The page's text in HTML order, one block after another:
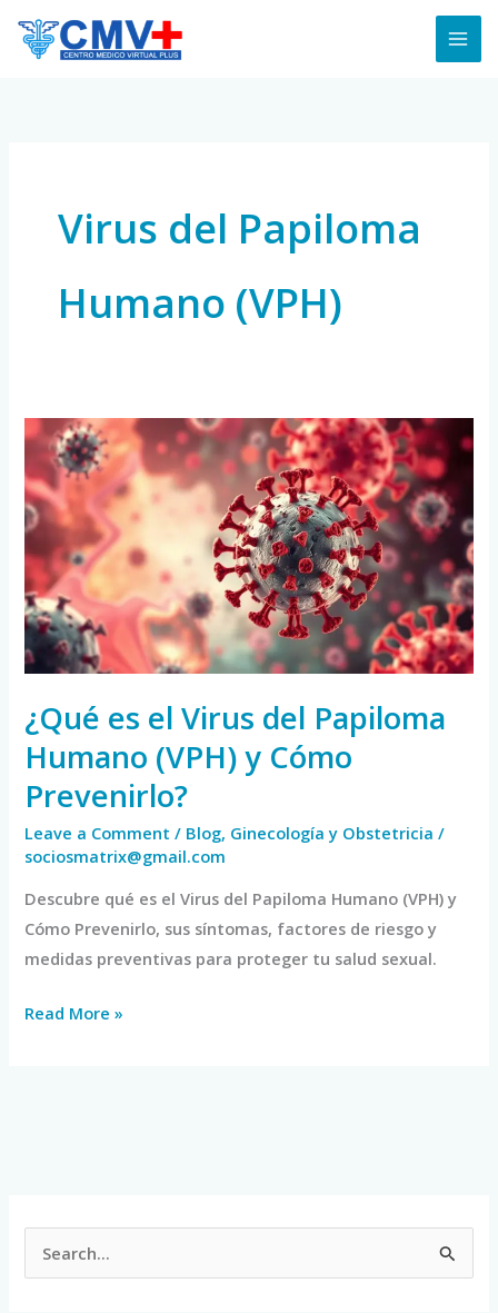
Virus del Papiloma
Humano (VPH)
¿Qué es el Virus del Papiloma
Humano (VPH) y Cómo
Prevenirlo?
Leave a Comment / Blog, Ginecología y Obstetricia /
sociosmatrix@gmail.com
Descubre qué es el Virus del Papiloma Humano (VPH) y
Cómo Prevenirlo, sus síntomas, factores de riesgo y
medidas preventivas para proteger tu salud sexual.
¿Qué
es
el
Virus
del
Papiloma
Humano
(VPH)
y
Prevenirlo?
Read More »